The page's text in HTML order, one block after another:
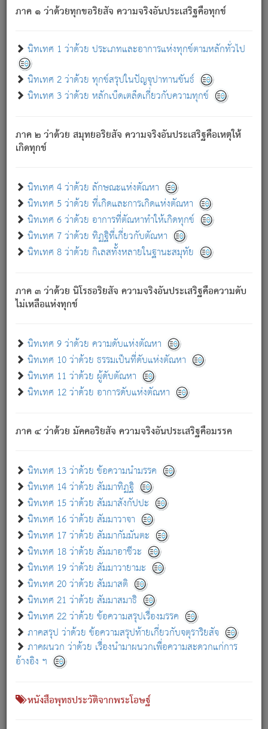
ภาค ๑ ว่าด้วยทุกขอริยสัจ ความจริงอันประเสริฐคือทุกข์
นิทเทศ 1 ว่าด้วย ประเภทและอาการแห่งทุกข์ตามหลักทั่วไป
นิทเทศ 2 ว่าด้วย ทุกข์สรุปในปัญจุปาทานขันธ์
นิทเทศ 3 ว่าด้วย หลักเบ็ดเตล็ดเกี่ยวกับความทุกข์
ภาค ๒ ว่าด้วย สมุทยอริยสัจ ความจริงอันประเสริฐคือเหตุให้
เกิดทุกข์
นิทเทศ 4 ว่าด้วย ลักษณะแห่งตัณหา
นิทเทศ 5 ว่าด้วย ที่เกิดและการเกิดแห่งตัณหา
นิทเทศ 6 ว่าด้วย อาการที่ตัณหาทำให้เกิดทุกข์
นิทเทศ 7 ว่าด้วย ทิฏฐิที่เกี่ยวกับตัณหา
นิทเทศ 8 ว่าด้วย กิเลสทั้งหลายในฐานะสมุทัย
ภาค ๓ ว่าด้วย นิโรธอริยสัจ ความจริงอันประเสริฐคือความดับ
ไม่เหลือแห่งทุกข์
นิทเทศ 9 ว่าด้วย ความดับแห่งตัณหา
นิทเทศ 10 ว่าด้วย ธรรมเป็นที่ดับแห่งตัณหา
นิทเทศ 11 ว่าด้วย ผู้ดับตัณหา
นิทเทศ 12 ว่าด้วย อาการดับแห่งตัณหา
ภาค ๔ ว่าด้วย มัคคอริยสัจ ความจริงอันประเสริฐคือมรรค
นิทเทศ 13 ว่าด้วย ข้อความนำมรรค
นิทเทศ 14 ว่าด้วย สัมมาทิฏฐิ
นิทเทศ 15 ว่าด้วย สัมมาสังกัปปะ
นิทเทศ 16 ว่าด้วย สัมมาวาจา
นิทเทศ 17 ว่าด้วย สัมมากัมมันตะ
นิทเทศ 18 ว่าด้วย สัมมาอาชีวะ
นิทเทศ 19 ว่าด้วย สัมมาวายามะ
นิทเทศ 20 ว่าด้วย สัมมาสติ
นิทเทศ 21 ว่าด้วย สัมมาสมาธิ
นิทเทศ 22 ว่าด้วย ข้อความสรุปเรื่องมรรค
ภาคสรุป ว่าด้วย ข้อความสรุปท้ายเกี่ยวกับจตุราริยสัจ
ภาคผนวก ว่าด้วย เรื่องนำมาผนวกเพื่อความสะดวกแก่การ
อ้างอิง ฯ
หนังสือพุทธประวัติจากพระโอษฐ์
ภพ ว่ามีได้เพราะวิภพ[2]: เรากล่าวว่า สมณะหรือพราหมณ์ทั้ง
ปวงนั้น ก็ยังสลัดภพออกไปไม่ได้.
ก็ทุกข์นี้มีขึ้น เพราะอาศัยซึ่งอุปธิทั้งปวง.
เพราะความสิ้นไปแห่งอุปาทานทั้งปวง ความเกิดขึ้นแห่ง
ทุกข์จึงไม่มี.
ท่านจงดูโลกนี้เถิด (จะเห็นว่า) สัตว์ทั้งหลายอันอวิชาหนา
แน่นบังหนาแล้ว; และว่า สัตว์ผู้ยินดีในภพอันเป็นแล้วนั้น ย่อม
อันเป็นไปในที่หรือเวลาทั้งปวง[3]เพื่อความมีแห่งประโยชน์โดย
ประการทั้งปวง; ภพทั้งหลายทั้งหมดนั้น ไม่เที่ยง เป็นทุกข์ มี
ความแปรปรวนเป็นธรรมดา.
อย่างนี้อยู่; เขาย่อมละภวตัณหาได้ และไม่เพลิดเพลินวิภวตัณหา
ด้วย.
ความดับเพราะความสำรอกไม่เหลือ (แห่งภพทั้งหลาย)
เพราะความสิ้นไปแห่งตัณหาโดยประการทั้งปวง นั้นคือ
นิพพาน.
ภพใหม่ย่อมไม่มีแก่ภิกษุนั้น ผู้ดับเย็นสนิทแล้ว เพราะไม่มี
ภิกษุนั้น เป็นผู้ครอบงำมารได้แล้ว ชนะสงครามแล้ว ก้าวล่วง
ภพทั้งหลายทั้งปวงได้แล้ว เป็นผู้คงที่ (คือไม่เปลี่ยนแปลงอีกต่อ
- อุ.ขุ. ๒๕/๑๒๑/๘๔.
(ข้อความนี้ เป็นพระพุทธอุทานที่ทรงเปล่งออก ที่โคนต้นโพธิ์
เป็นที่ตรัสรู้ เมื่อตรัสรู้แล้วได้ 7 วัน)
เกี่ยวกับธรรมโฆษณ์ออนไลน์ (Disclaimer)
แม้ระบบ "ธรรมโฆษณ์ออนไลน์" พยายามปรับปรุงข้อมูลให้ถูกต้องมากที่สุด
ผู้ศึกษาก็พึงตรวจสอบกับตัวเล่มหนังสือต้นฉบับ ที่มีการพิมพ์ครั้งล่าสุด
ก่อนนำข้อมูลไปใช้ในการอ้างอิง"
เกี่ยวกับอัตถจารี|เกี่ยวกับการพัฒนา|แจ้งข้อผิดพลาด / แนะนำ
หนังสือที่เกี่ยวข้อง